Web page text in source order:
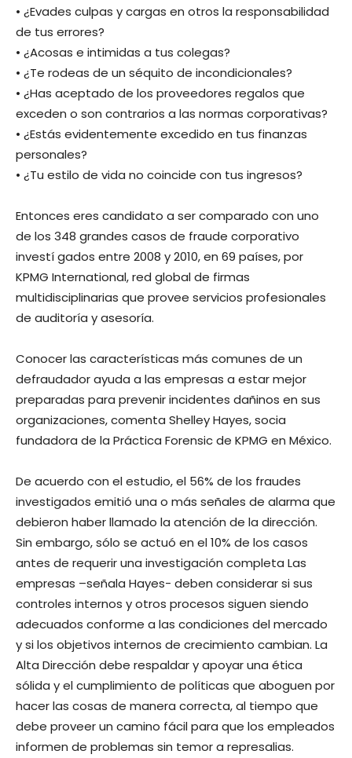
• ¿Evades culpas y cargas en otros la responsabilidad
de tus errores?
• ¿Acosas e intimidas a tus colegas?
• ¿Te rodeas de un séquito de incondicionales?
• ¿Has aceptado de los proveedores regalos que
exceden o son contrarios a las normas corporativas?
• ¿Estás evidentemente excedido en tus finanzas
personales?
• ¿Tu estilo de vida no coincide con tus ingresos?
Entonces eres candidato a ser comparado con uno
de los 348 grandes casos de fraude corporativo
investí gados entre 2008 y 2010, en 69 países, por
KPMG International, red global de firmas
multidisciplinarias que provee servicios profesionales
de auditoría y asesoría.
Conocer las características más comunes de un
defraudador ayuda a las empresas a estar mejor
preparadas para prevenir incidentes dañinos en sus
organizaciones, comenta Shelley Hayes, socia
fundadora de la Práctica Forensic de KPMG en México.
De acuerdo con el estudio, el 56% de los fraudes
investigados emitió una o más señales de alarma que
debieron haber llamado la atención de la dirección.
Sin embargo, sólo se actuó en el 10% de los casos
antes de requerir una investigación completa Las
empresas –señala Hayes- deben considerar si sus
controles internos y otros procesos siguen siendo
adecuados conforme a las condiciones del mercado
y si los objetivos internos de crecimiento cambian. La
Alta Dirección debe respaldar y apoyar una ética
sólida y el cumplimiento de políticas que aboguen por
hacer las cosas de manera correcta, al tiempo que
debe proveer un camino fácil para que los empleados
informen de problemas sin temor a represalias.